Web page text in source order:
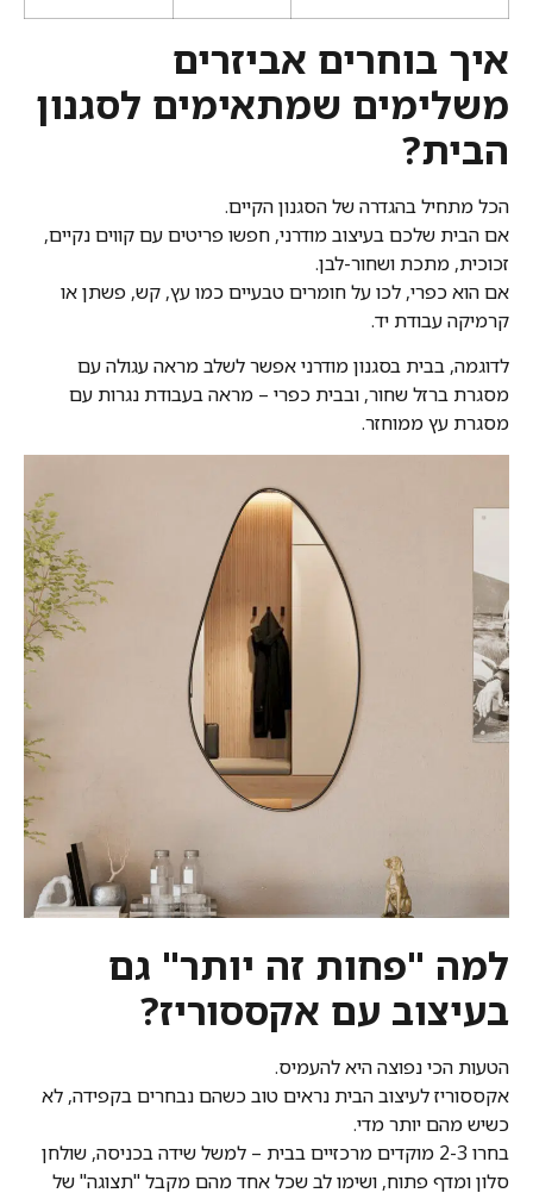
איך בוחרים אביזרים
משלימים שמתאימים לסגנון
הבית?
הכל מתחיל בהגדרה של הסגנון הקיים.
אם הבית שלכם בעיצוב מודרני, חפשו פריטים עם קווים נקיים,
זכוכית, מתכת ושחור-לבן.
אם הוא כפרי, לכו על חומרים טבעיים כמו עץ, קש, פשתן או
קרמיקה עבודת יד.
לדוגמה, בבית בסגנון מודרני אפשר לשלב מראה עגולה עם
מסגרת ברזל שחור, ובבית כפרי – מראה בעבודת נגרות עם
מסגרת עץ ממוחזר.
למה "פחות זה יותר" גם
בעיצוב עם אקססוריז?
הטעות הכי נפוצה היא להעמיס.
אקססוריז לעיצוב הבית נראים טוב כשהם נבחרים בקפידה, לא
כשיש מהם יותר מדי.
בחרו 2-3 מוקדים מרכזיים בבית – למשל שידה בכניסה, שולחן
סלון ומדף פתוח, ושימו לב שכל אחד מהם מקבל "תצוגה" של